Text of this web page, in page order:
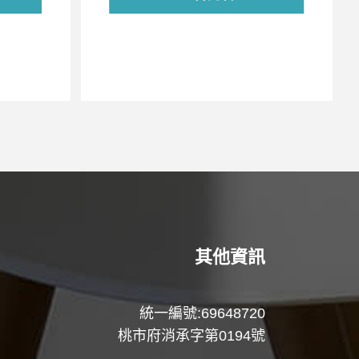
其他資訊
統一編號:69648720
桃市府消承字第0194號